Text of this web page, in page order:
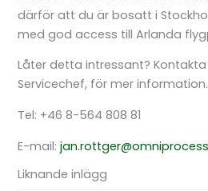
därför att du är bosatt i
med god access till Arlanda
Låter detta intressant?
Servicechef, för mer information.
Tel: +46 8-564 808 81
E-mail:
Liknande inlägg